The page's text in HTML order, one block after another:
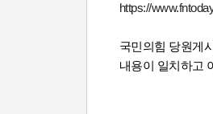
https://
국민의힘 당원게
내용이 일치하고